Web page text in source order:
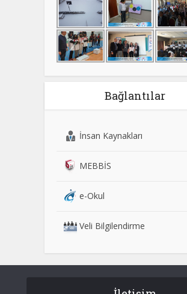
Bağlantılar
İnsan Kaynakları
MEBBİS
e-Okul
Veli Bilgilendirme